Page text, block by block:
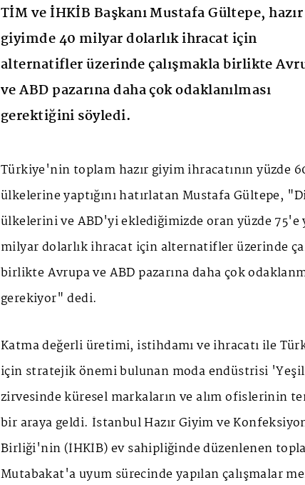
TİM ve İHKİB Başkanı Mustafa Gültepe, hazır
giyimde 40 milyar dolarlık ihracat için
alternatifler üzerinde çalışmakla birlikte
ve ABD pazarına daha çok odaklanılması
gerektiğini söyledi.
Türkiye'nin toplam hazır giyim ihracatının yüzde
ülkelerine yaptığını hatırlatan Mustafa Gültepe,
ülkelerini ve ABD'yi eklediğimizde oran yüzde 75'e
milyar dolarlık ihracat için alternatifler üzerinde
birlikte Avrupa ve ABD pazarına daha çok
gerekiyor" dedi.
Katma değerli üretimi, istihdamı ve ihracatı ile
için stratejik önemi bulunan moda endüstrisi
zirvesinde küresel markaların ve alım ofislerinin
bir araya geldi. İstanbul Hazır Giyim ve
Birliği'nin (İHKİB) ev sahipliğinde düzenlenen
Mutabakat'a uyum sürecinde yapılan çalışmalar